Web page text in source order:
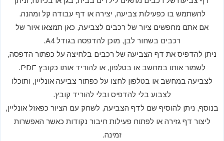
להשתמש בו כפעילות צביעה, יצירה או דף עבודה קל ומהנה.
אם אתם מחפשים ציור של רכבים לצביעה, כאן תמצאו איור של
רכבים בשחור לבן, מוכן להדפסה בגודל A4.
ניתן להדפיס את דף הצביעה של רכבים בלחיצה על כפתור הדפסה,
לשמור אותו במחשב או בטלפון, או להוריד אותו כקובץ PDF.
לצביעה במחשב או בטלפון לחצו על כפתור צביעה אונליין, ותוכלו
לצבוע בלי להדפיס ובלי להוריד קובץ.
בנוסף, ניתן להוסיף שם לדף הצביעה, לשחק עם הציור כפאזל אונליין,
ליצור דף גזירה או לפתוח פעילות חיבור נקודות כאשר האפשרות
זמינה.